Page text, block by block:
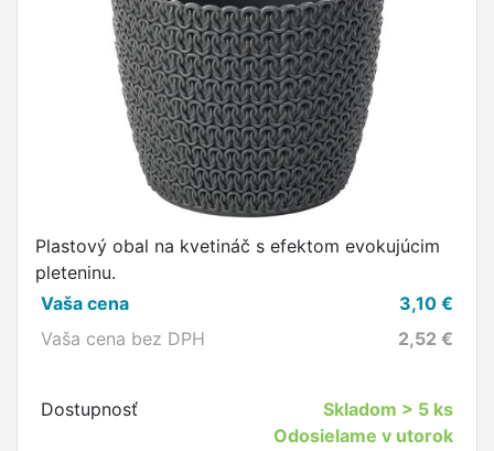
Plastový obal na kvetináč s efektom evokujúcim
pleteninu.
Vaša cena
3,10 €
Vaša cena bez DPH
2,52 €
Dostupnosť Skladom > 5 ks
Odosielame v utorok